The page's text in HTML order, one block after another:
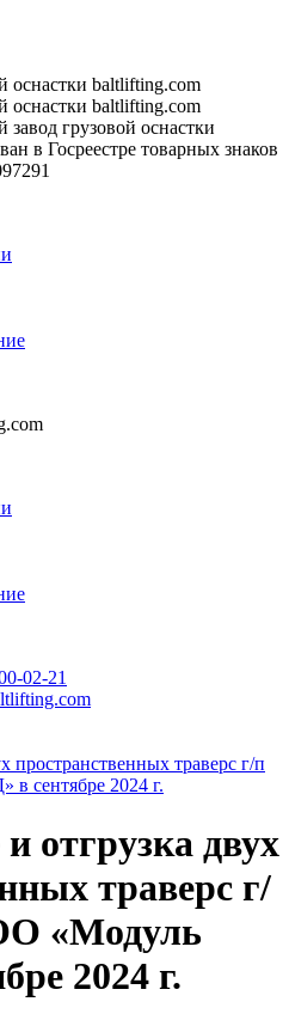
в Госреестре товарных знаков
02-21
пространственных траверс г/п
сентябре 2024 г.
отгрузка двух
траверс г/
«Модуль
2024 г.